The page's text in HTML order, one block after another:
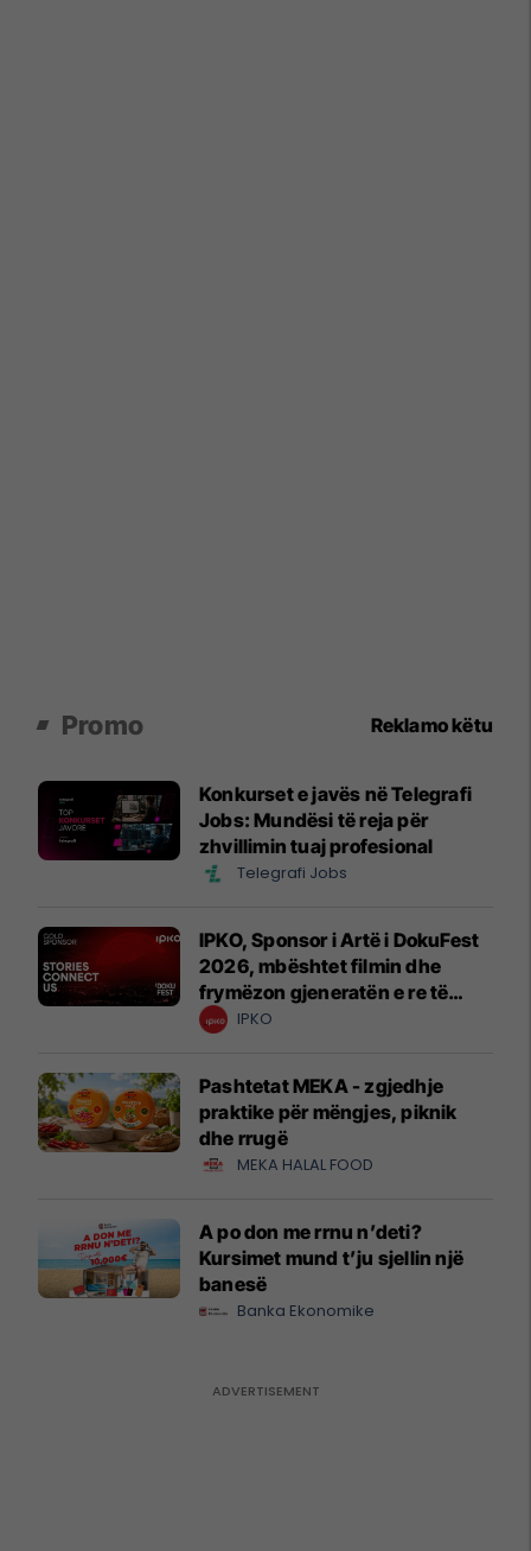
Promo Reklamo këtu
Konkurset e javës në Telegrafi
Jobs: Mundësi të reja për
zhvillimin tuaj profesional
Telegrafi Jobs
IPKO, Sponsor i Artë i DokuFest
2026, mbështet filmin dhe
frymëzon gjeneratën e re të
krijuesve
IPKO
Pashtetat MEKA - zgjedhje
praktike për mëngjes, piknik
dhe rrugë
MEKA HALAL FOOD
A po don me rrnu n’deti?
Kursimet mund t’ju sjellin një
banesë
Banka Ekonomike